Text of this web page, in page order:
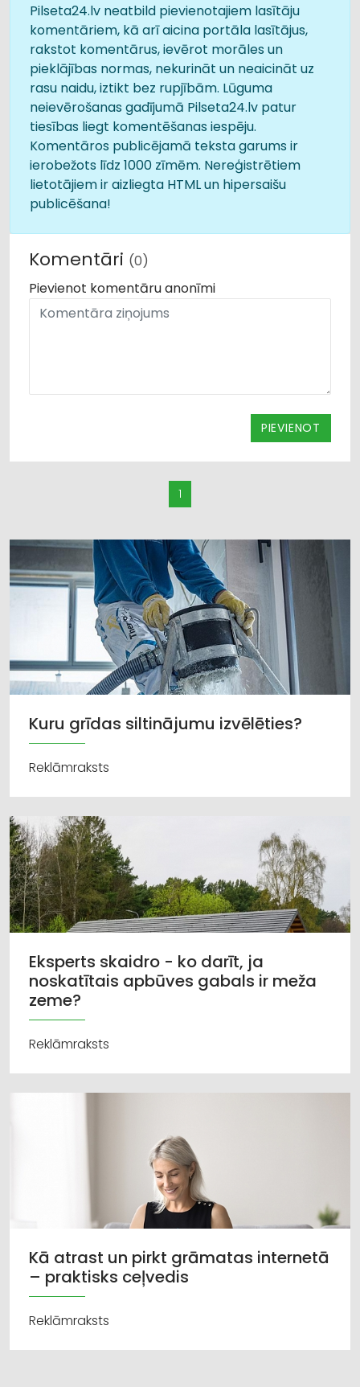
Pilseta24.lv neatbild pievienotajiem lasītāju
komentāriem, kā arī aicina portāla lasītājus,
rakstot komentārus, ievērot morāles un
pieklājības normas, nekurināt un neaicināt uz
rasu naidu, iztikt bez rupjībām. Lūguma
neievērošanas gadījumā Pilseta24.lv patur
tiesības liegt komentēšanas iespēju.
Komentāros publicējamā teksta garums ir
ierobežots līdz 1000 zīmēm. Nereģistrētiem
lietotājiem ir aizliegta HTML un hipersaišu
publicēšana!
Komentāri (0)
Pievienot komentāru anonīmi
PIEVIENOT
1
Kuru grīdas siltinājumu izvēlēties?
Reklāmraksts
Eksperts skaidro - ko darīt, ja
noskatītais apbūves gabals ir meža
zeme?
Reklāmraksts
Kā atrast un pirkt grāmatas internetā
– praktisks ceļvedis
Reklāmraksts